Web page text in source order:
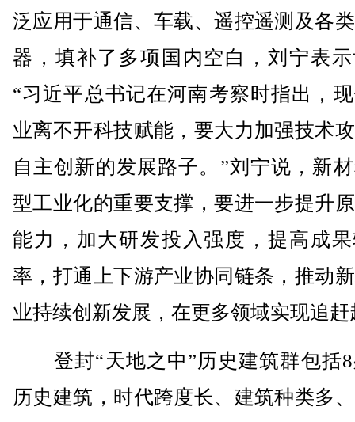
泛应用于通信、车载、遥控遥测及各
器，填补了多项国内空白，刘宁表
“习近平总书记在河南考察时指出，
业离不开科技赋能，要大力加强技术
自主创新的发展路子。”刘宁说，新
型工业化的重要支撑，要进一步提升
能力，加大研发投入强度，提高成
率，打通上下游产业协同链条，推动
业持续创新发展，在更多领域实现追赶
登封“天地之中”历史建筑群包括8
历史建筑，时代跨度长、建筑种类多